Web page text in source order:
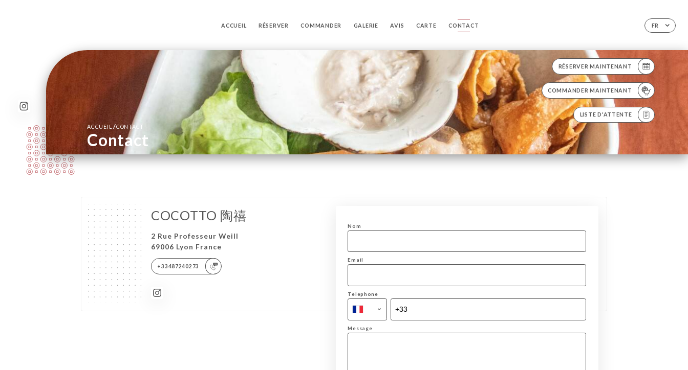
FR
ACCUEIL RÉSERVER COMMANDER GALERIE AVIS CARTE CONTACT
RÉSERVER MAINTENANT
COMMANDER MAINTENANT
LISTE D'ATTENTE
ACCUEIL/CONTACT
Contact
COCOTTO 陶禧
2 Rue Professeur Weill
69006 Lyon France
+33487240273
Nom
Email
Telephone
Message